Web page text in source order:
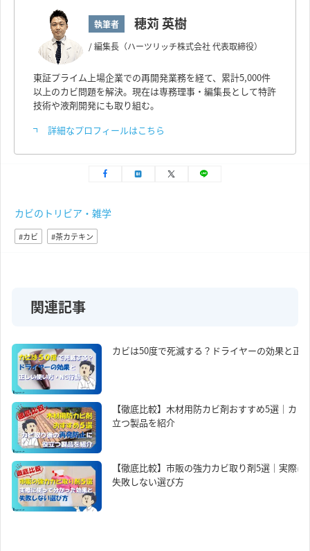
執筆者 穂苅 英樹
/ 編集長（ハーツリッチ株式会社 代表取締役）
東証プライム上場企業での再開発業務を経て、累計5,000件
以上のカビ問題を解決。現在は専務理事・編集長として特許
技術や液剤開発にも取り組む。
詳細なプロフィールはこちら
カビのトリビア・雑学
カビ 茶カテキン
関連記事
カビは50度で死滅する？ドライヤーの効果と正
【徹底比較】木材用防カビ剤おすすめ5選｜カ
立つ製品を紹介
【徹底比較】市販の強力カビ取り剤5選｜実際
失敗しない選び方